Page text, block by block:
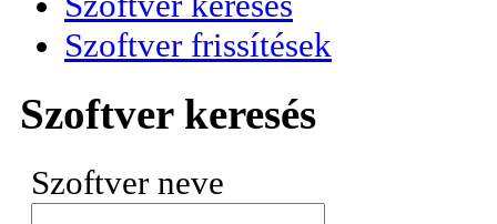
Szoftver frissítések
Szoftver keresés
Szoftver neve